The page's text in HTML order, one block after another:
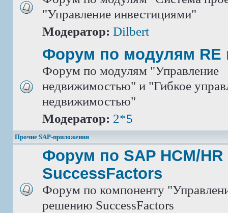
"Управление инвестициями"
Модератор: Dilbert
Форум по модулям RE
Форум по модулям "Управление
недвижимостью" и "Гибкое
недвижимостью"
Модератор: 2*5
Прочие SAP-приложения
Форум по SAP HCM/HR
SuccessFactors
Форум по компоненту
решению SuccessFactors